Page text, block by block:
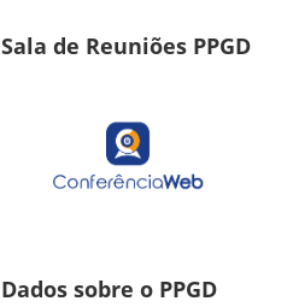
Sala de Reuniões PPGD
Dados sobre o PPGD